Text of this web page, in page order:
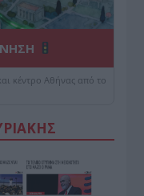
κέντρο Αθήνας από το